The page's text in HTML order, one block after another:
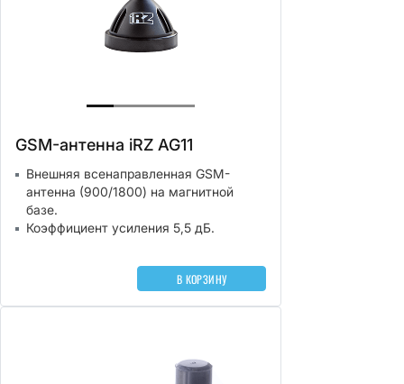
GSM-антенна iRZ AG11
Внешняя всенаправленная GSM-
антенна (900/1800) на магнитной
базе.
Коэффициент усиления 5,5 дБ.
В КОРЗИНУ